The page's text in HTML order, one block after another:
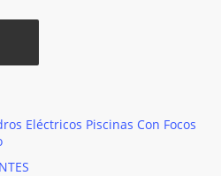
Eléctricos Piscinas Con Focos